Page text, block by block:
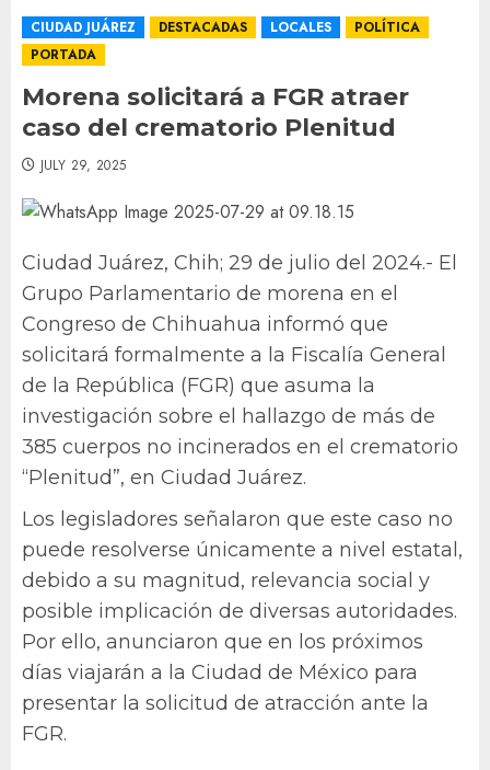
CIUDAD JUÁREZ DESTACADAS LOCALES
POLÍTICA
PORTADA
Morena solicitará a FGR atraer
caso del crematorio Plenitud
JULY 29, 2025
Ciudad Juárez, Chih; 29 de julio del 2024.- El
Grupo Parlamentario de morena en el
Congreso de Chihuahua informó que
solicitará formalmente a la Fiscalía General
de la República (FGR) que asuma la
investigación sobre el hallazgo de más de
385 cuerpos no incinerados en el crematorio
“Plenitud”, en Ciudad Juárez.
Los legisladores señalaron que este caso no
puede resolverse únicamente a nivel estatal,
debido a su magnitud, relevancia social y
posible implicación de diversas autoridades.
Por ello, anunciaron que en los próximos
días viajarán a la Ciudad de México para
presentar la solicitud de atracción ante la
FGR.